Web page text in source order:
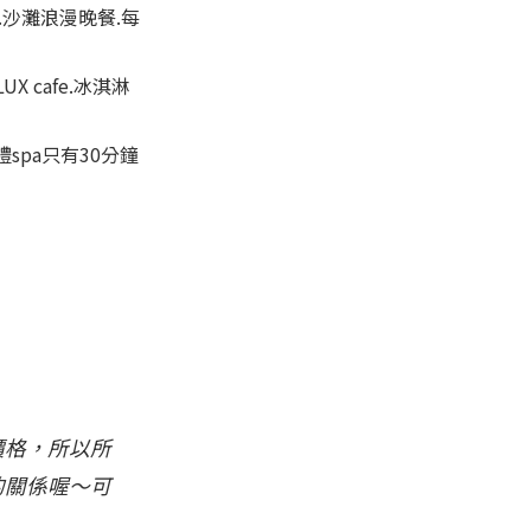
灘浪漫晚餐.每
cafe.冰淇淋
spa只有30分鐘
，所以所
係喔～可